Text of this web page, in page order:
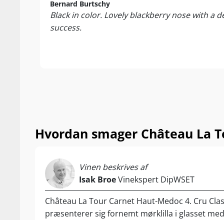
De
slottets
hører
drueblend
Alt dette. Og
årgangens
Leveres i
Bernard Burtschy
Black in color. Lovely blackberry nose with a
success.
Hvordan smager Château La
Vinen beskrives af
Isak BroeVinekspert DipWSET
Château La Tour Carnet Haut-Medoc 4. Cru
præsenterer sig fornemt mørklilla i glasset